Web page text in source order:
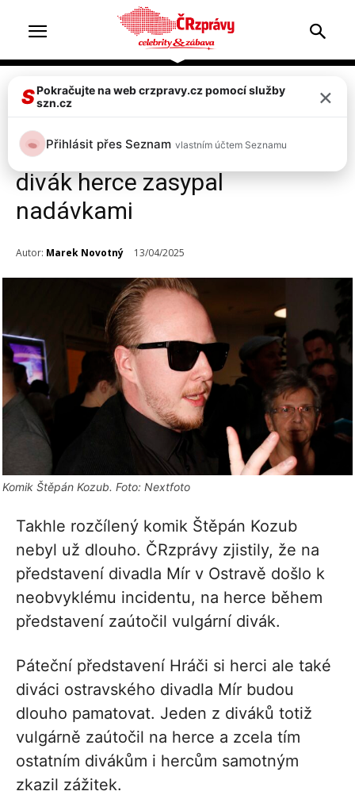
Celebrity
Komik Štěpán Kozub v šoku:
Drsný útok v divadle, sprostý
divák herce zasypal
nadávkami
Autor: Marek Novotný 13/04/2025
Komik Štěpán Kozub. Foto: Nextfoto
Takhle rozčílený komik Štěpán Kozub
nebyl už dlouho. ČRzprávy zjistily, že na
představení divadla Mír v Ostravě došlo k
neobvyklému incidentu, na herce během
představení zaútočil vulgární divák.
Páteční představení Hráči si herci ale také
diváci ostravského divadla Mír budou
dlouho pamatovat. Jeden z diváků totiž
vulgárně zaútočil na herce a zcela tím
ostatním divákům i hercům samotným
zkazil zážitek.
SPokračujte na web crzpravy.cz pomocí služby
szn.cz
×
Přihlásit přes Seznam vlastním účtem Seznamu